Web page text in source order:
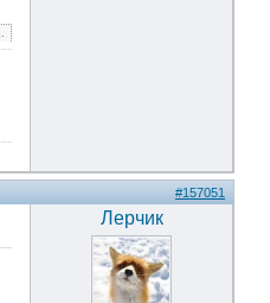
.
#157051
Лерчик